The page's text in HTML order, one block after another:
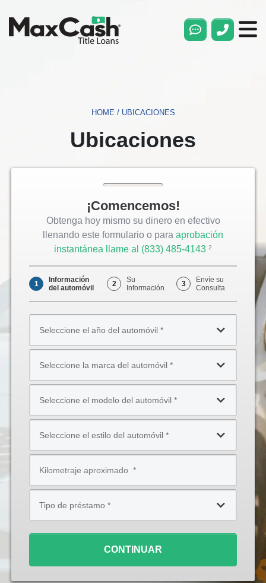
HOME/ UBICACIONES
Ubicaciones
¡Comencemos!
Obtenga hoy mismo su dinero en efectivo
llenando este formulario o para aprobación
instantánea llame al (833) 485-4143 Opens
Phone
2
1
Información
del automóvil
2
Su
Información
3
Envíe su
Consulta
año
automóvil
*marca
automóvil
*modelo
automóvil
*estilo
automóvil
*
aproximado
*
préstamo
CONTINUAR